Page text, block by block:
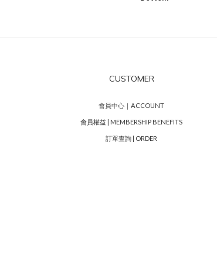
CUSTOMER
會員中心｜ACCOUNT
會員權益 | MEMBERSHIP BENEFITS
訂單查詢 | ORDER